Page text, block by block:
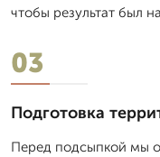
чтобы результат был
03
Подготовка
Перед подсыпкой мы